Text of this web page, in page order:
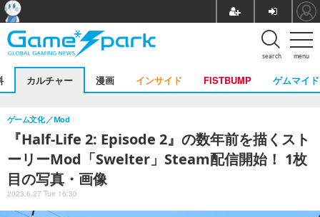
menu
search
カルチャー 漫画 インサイド FISTBUMP ゲムマイド
『Half-Life 2: Episode 2』の数年前を描くスト
ーリーMod「Swelter」Steam配信開始！ 1枚
目の写真・画像
ゲーム文化 Mod
2023.6.27 Tue 16:30